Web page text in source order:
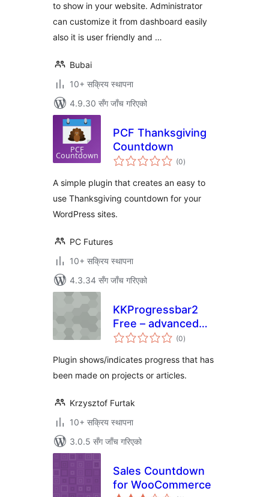
to show in your website. Administrator
can customize it from dashboard easily
also it is user friendly and …
Bubai
10+ सक्रिय स्थापना
4.9.30 सँग जाँच गरिएको
PCF Thanksgiving
Countdown
(0कुल
रेटिङ्गहरू
)
A simple plugin that creates an easy to
use Thanksgiving countdown for your
WordPress sites.
PC Futures
10+ सक्रिय स्थापना
4.3.34 सँग जाँच गरिएको
KKProgressbar2
Free – advanced
progress bars
(0कुल
रेटिङ्गहरू
)
Plugin shows/indicates progress that has
been made on projects or articles.
Krzysztof Furtak
10+ सक्रिय स्थापना
3.0.5 सँग जाँच गरिएको
Sales Countdown
for WooCommerce